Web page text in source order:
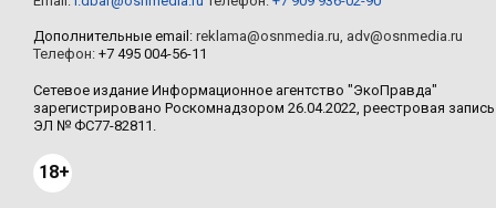
Дополнительные email: reklama@osnmedia.ru, adv@osnmedia.ru
Телефон: +7 495 004-56-11
Сетевое издание Информационное агентство "ЭкоПравда"
зарегистрировано Роскомнадзором 26.04.2022, реестровая запись
ЭЛ № ФС77-82811.
18+